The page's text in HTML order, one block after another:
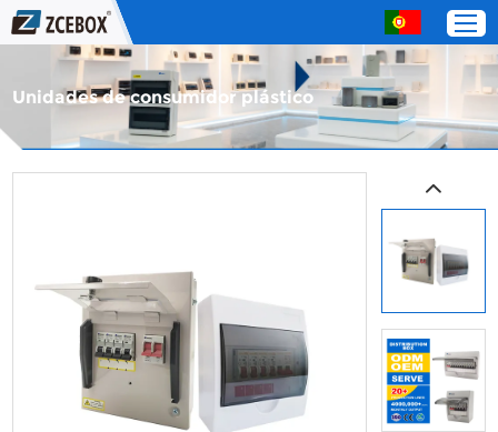
Lar
Sobre nós
Serviço
Entre em contato com
Unidades de consumidor plástico